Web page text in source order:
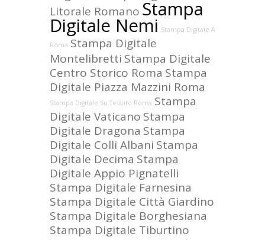
Litorale Romano Stampa
Digitale Nemi Stampa Digitale A
Roma Stampa Digitale
Montelibretti Stampa Digitale
Centro Storico Roma Stampa
Digitale Piazza Mazzini Roma
Stampa Digitale Su Tessuto Roma Stampa
Digitale Vaticano Stampa
Digitale Dragona Stampa
Digitale Colli Albani Stampa
Digitale Decima Stampa
Digitale Appio Pignatelli
Stampa Digitale Farnesina
Stampa Digitale Città Giardino
Stampa Digitale Borghesiana
Stampa Digitale Tiburtino